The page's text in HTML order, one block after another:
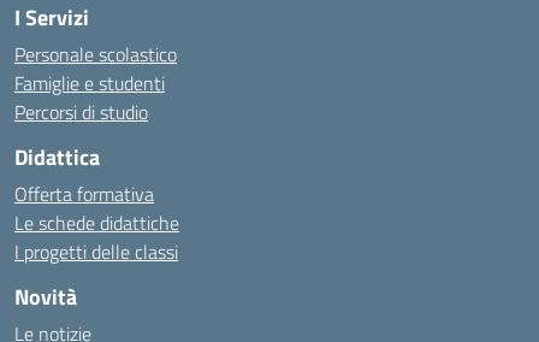
I Servizi
Personale scolastico
Famiglie e studenti
Percorsi di studio
Didattica
Offerta formativa
Le schede didattiche
I progetti delle classi
Novità
Le notizie